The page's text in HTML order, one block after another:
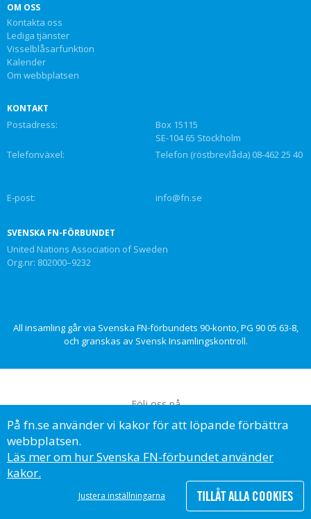
OM OSS
Kontakta oss
Lediga tjänster
Visselblåsarfunktion
Kalender
Om webbplatsen
KONTAKT
Postadress:
Box 15115
SE-104 65 Stockholm
Telefonväxel:
Telefon (röstbrevlåda) 08-462 25 40
E-post: info@fn.se
SVENSKA FN-FÖRBUNDET
United Nations Association of Sweden
Org.nr: 802000–9232
All insamling går via Svenska FN-förbundets 90-konto, PG 90 05 63-8,
och granskas av Svensk Insamlingskontroll.
Följ oss på
© Svenska FN-förbundet, 2023
På fn.se använder vi kakor för att löpande förbättra
webbplatsen.
Läs mer om hur Svenska FN-förbundet använder
kakor.
Justera inställningarna TILLÅT ALLA COOKIES